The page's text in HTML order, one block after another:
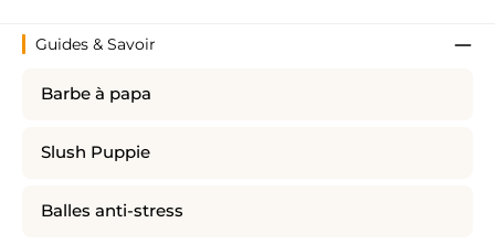
Guides & Savoir
Barbe à papa
Slush Puppie
Balles anti-stress